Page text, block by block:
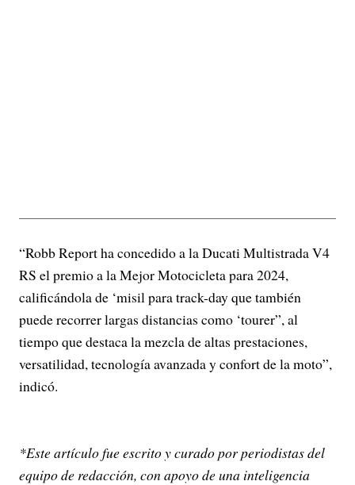
“Robb Report ha concedido a la Ducati Multistrada V4
RS el premio a la Mejor Motocicleta para 2024,
calificándola de ‘misil para track-day que también
puede recorrer largas distancias como ‘tourer”, al
tiempo que destaca la mezcla de altas prestaciones,
versatilidad, tecnología avanzada y confort de la moto”,
indicó.
*Este artículo fue escrito y curado por periodistas del
equipo de redacción, con apoyo de una inteligencia